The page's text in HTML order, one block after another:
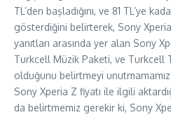
TL’den başladığını, ve 81 TL’ye
gösterdiğini belirterek, Sony
yanıtları arasında yer alan Sony
Turkcell Müzik Paketi, ve Turkcell
olduğunu belirtmeyi
Sony Xperia Z fiyatı ile ilgili
da belirtmemiz gerekir ki, Sony